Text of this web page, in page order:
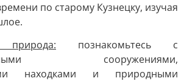
по старому Кузнецку, изучая
познакомьтесь с
сооружениями,
находками и природными